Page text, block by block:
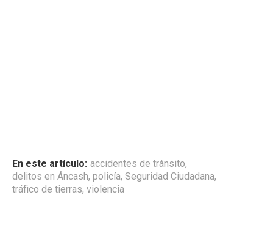
En este artículo: accidentes de tránsito,
delitos en Áncash, policía, Seguridad Ciudadana,
tráfico de tierras, violencia